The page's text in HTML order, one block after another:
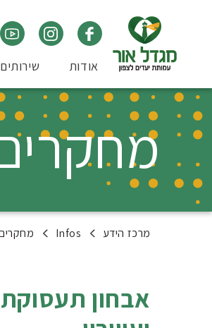
אודות שירותים
מרכז הידע Infos
אבחון